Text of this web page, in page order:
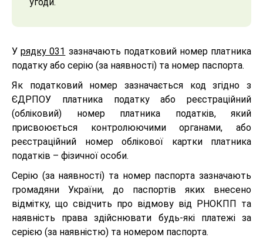
Урядку 031 зазначають податковий номер платника
податку або серію (за наявності) та номер паспорта.
Як податковий номер зазначається код згідно з
ЄДРПОУ платника податку або реєстраційний
(обліковий) номер платника податків, який
присвоюється контролюючими органами, або
реєстраційний номер облікової картки платника
податків – фізичної особи.
Серію (за наявності) та номер паспорта зазначають
громадяни України, до паспортів яких внесено
відмітку, що свідчить про відмову від РНОКПП та
наявність права здійснювати будь-які платежі за
серією (за наявністю) та номером паспорта.